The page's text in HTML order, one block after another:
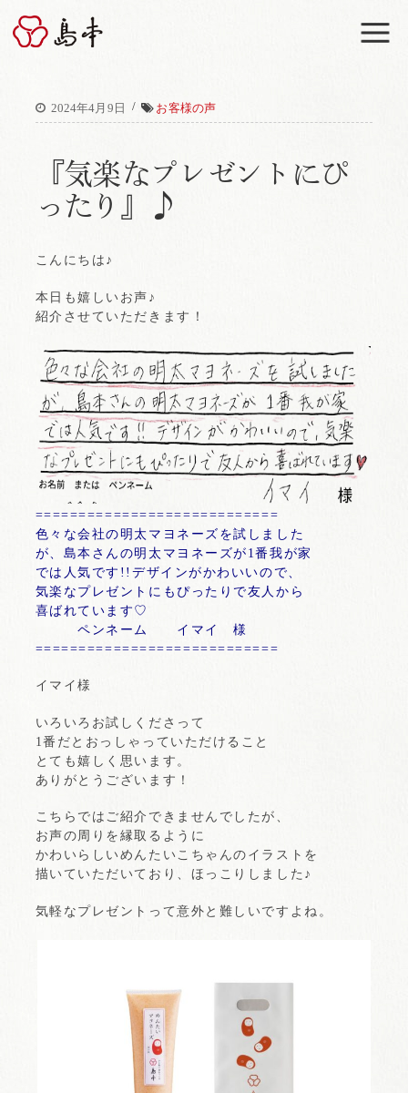
2024年4月9日 / お客様の声
『気楽なプレゼントにぴ
ったり』♪
こんにちは♪
本日も嬉しいお声♪
紹介させていただきます！
============================
色々な会社の明太マヨネーズを試しました
が、島本さんの明太マヨネーズが1番我が家
では人気です!!デザインがかわいいので、
気楽なプレゼントにもぴったりで友人から
喜ばれています♡
ペンネーム イマイ 様
============================
イマイ様
いろいろお試しくださって
1番だとおっしゃっていただけること
とても嬉しく思います。
ありがとうございます！
こちらではご紹介できませんでしたが、
お声の周りを縁取るように
かわいらしいめんたいこちゃんのイラストを
描いていただいており、ほっこりしました♪
気軽なプレゼントって意外と難しいですよね。